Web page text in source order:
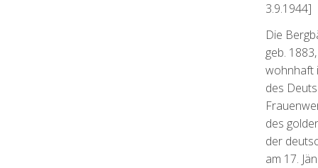
3.9.1944]
Die
geb.
wohnhaft
des
des
der
am 17.